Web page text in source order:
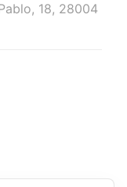
18, 28004